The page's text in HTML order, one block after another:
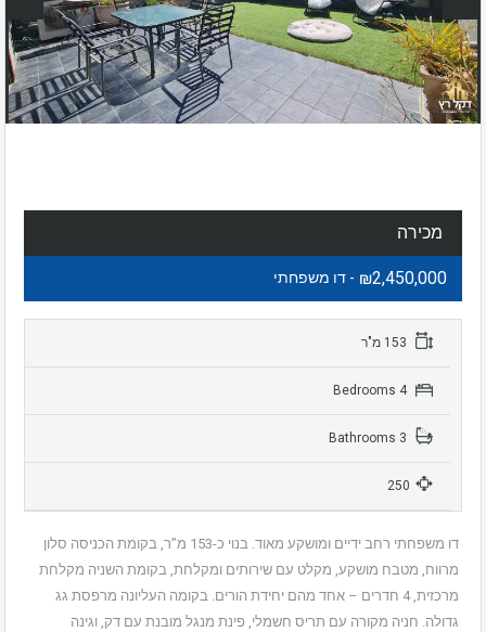
מכירה
₪2,450,000 - דו משפחתי
4 Bedrooms
250
דו משפחתי רחב ידיים ומושקע מאוד. בנוי כ-153 מ”ר, בקומת הכניסה סלון
מרווח, מטבח מושקע, מקלט עם שירותים ומקלחת, בקומת השניה מקלחת
מרכזית, 4 חדרים – אחד מהם יחידת הורים. בקומה העליונה מרפסת גג
גדולה. חניה מקורה עם תריס חשמלי, פינת מנגל מובנת עם דק, וגינה